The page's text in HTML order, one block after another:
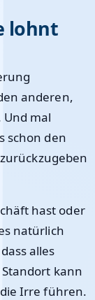
lohnt
anderen,
Und mal
schon den
hast oder
natürlich
alles
kann
Irre führen.